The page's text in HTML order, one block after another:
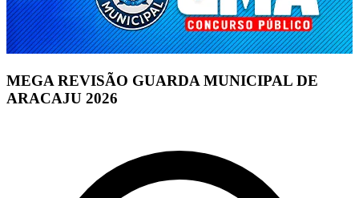
MEGA REVISÃO GUARDA MUNICIPAL DE
ARACAJU 2026